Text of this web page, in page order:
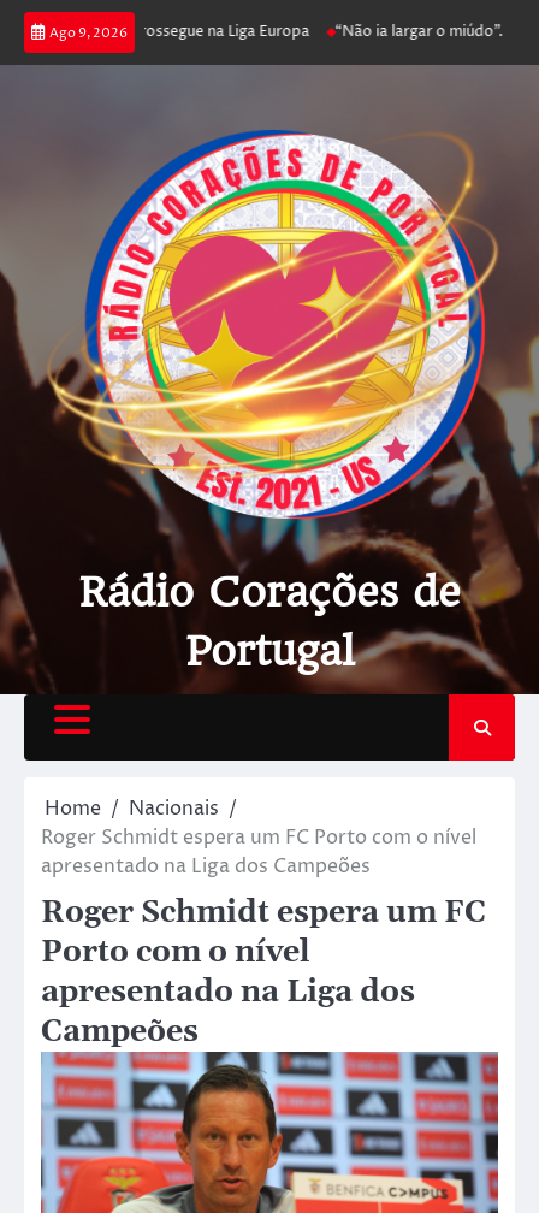
Ago 9, 2026
joga poker e prossegue na Liga Europa “Não ia largar o miúdo”.
Rádio Corações de
Portugal
Home
Nacionais
Roger Schmidt espera um FC Porto com o nível
apresentado na Liga dos Campeões
Roger Schmidt espera um FC
Porto com o nível
apresentado na Liga dos
Campeões